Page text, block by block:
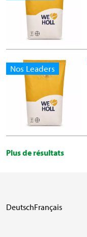
Nos Leaders
Plus de résultats
DeutschFrançais